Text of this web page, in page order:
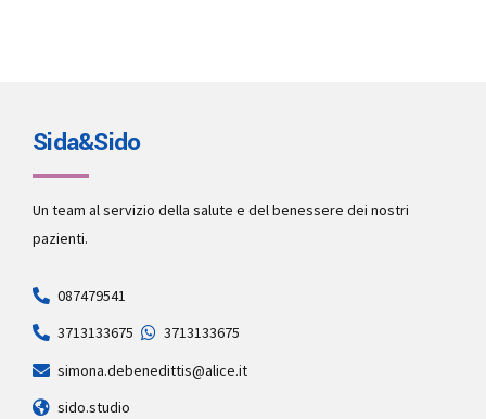
Sida&Sido
Un team al servizio della salute e del benessere dei nostri
pazienti.
087479541
3713133675
3713133675
simona.debenedittis@alice.it
sido.studio